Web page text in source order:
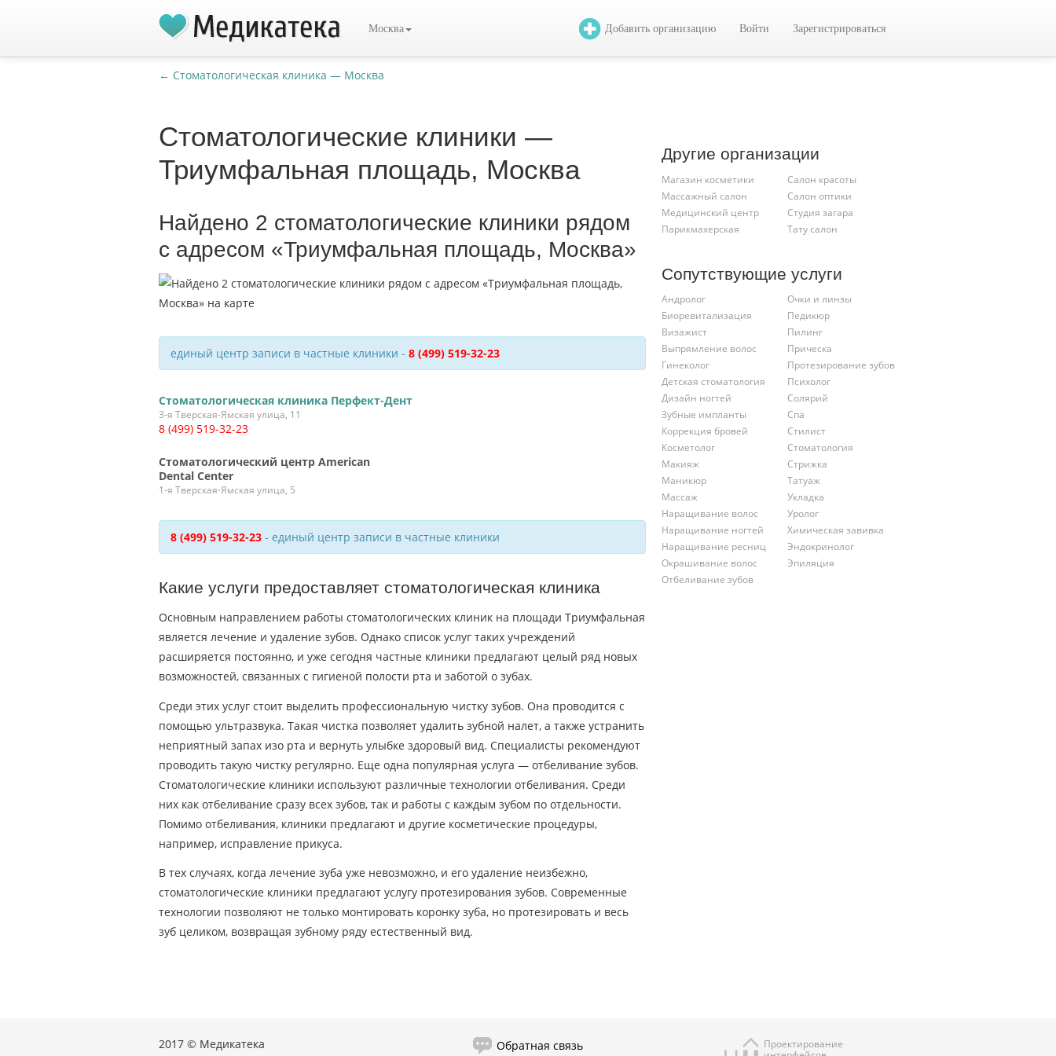
Москва Добавить организацию Войти Зарегистрироваться
← Стоматологическая клиника — Москва
Стоматологические клиники —
Триумфальная площадь, Москва
Найдено 2 стоматологические клиники рядом
с адресом «Триумфальная площадь, Москва»
единый центр записи в частные клиники - 8 (499) 519-32-23
Стоматологическая клиника Перфект-Дент
3-я Тверская-Ямская улица, 11
8 (499) 519-32-23
Стоматологический центр American
Dental Center
1-я Тверская-Ямская улица, 5
8 (499) 519-32-23 - единый центр записи в частные клиники
Какие услуги предоставляет стоматологическая клиника
Основным направлением работы стоматологических клиник на площади Триумфальная
является лечение и удаление зубов. Однако список услуг таких учреждений
расширяется постоянно, и уже сегодня частные клиники предлагают целый ряд новых
возможностей, связанных с гигиеной полости рта и заботой о зубах.
Среди этих услуг стоит выделить профессиональную чистку зубов. Она проводится с
помощью ультразвука. Такая чистка позволяет удалить зубной налет, а также устранить
неприятный запах изо рта и вернуть улыбке здоровый вид. Специалисты рекомендуют
проводить такую чистку регулярно. Еще одна популярная услуга — отбеливание зубов.
Стоматологические клиники используют различные технологии отбеливания. Среди
них как отбеливание сразу всех зубов, так и работы с каждым зубом по отдельности.
Помимо отбеливания, клиники предлагают и другие косметические процедуры,
например, исправление прикуса.
В тех случаях, когда лечение зуба уже невозможно, и его удаление неизбежно,
стоматологические клиники предлагают услугу протезирования зубов. Современные
технологии позволяют не только монтировать коронку зуба, но протезировать и весь
зуб целиком, возвращая зубному ряду естественный вид.
Другие организации
Магазин косметики
Массажный салон
Медицинский центр
Парикмахерская
Салон красоты
Салон оптики
Студия загара
Тату салон
Сопутствующие услуги
Андролог
Биоревитализация
Визажист
Выпрямление волос
Гинеколог
Детская стоматология
Дизайн ногтей
Зубные импланты
Коррекция бровей
Косметолог
Макияж
Маникюр
Массаж
Наращивание волос
Наращивание ногтей
Наращивание ресниц
Окрашивание волос
Отбеливание зубов
Очки и линзы
Педикюр
Пилинг
Прическа
Протезирование зубов
Психолог
Солярий
Спа
Стилист
Стоматология
Стрижка
Татуаж
Укладка
Уролог
Химическая завивка
Эндокринолог
Эпиляция
2017 © Медикатека Обратная связь
Проектирование